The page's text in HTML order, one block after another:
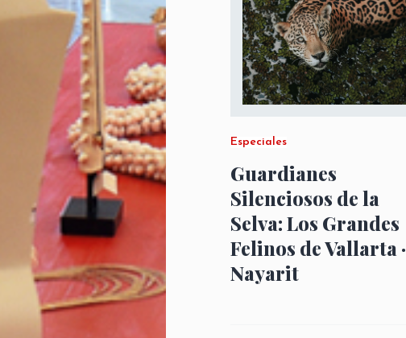
Especiales
Guardianes
Silenciosos de la
Selva: Los Grandes
Felinos de Vallarta ·
Nayarit